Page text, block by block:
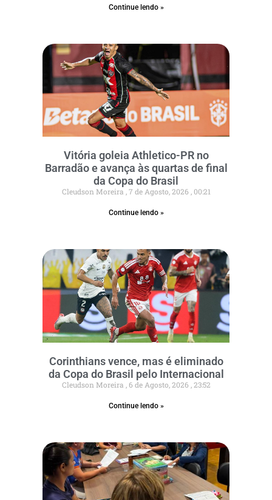
Continue lendo »
Vitória goleia Athletico-PR no
Barradão e avança às quartas de final
da Copa do Brasil
Cleudson Moreira 7 de Agosto, 2026 00:21
Continue lendo »
Corinthians vence, mas é eliminado
da Copa do Brasil pelo Internacional
Cleudson Moreira 6 de Agosto, 2026 23:52
Continue lendo »